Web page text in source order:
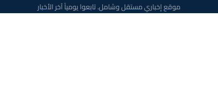
موقع إخباري مستقل وشامل. تابعوا يومياً آخر الأخبار